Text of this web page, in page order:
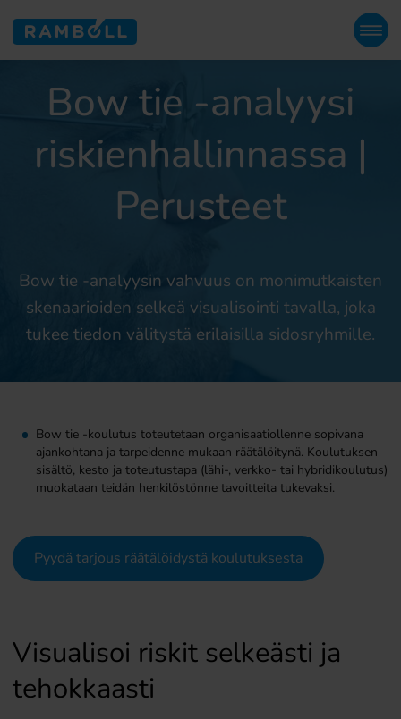
Bow tie -analyysi
riskienhallinnassa |
Perusteet
Bow tie -analyysin vahvuus on monimutkaisten
skenaarioiden selkeä visualisointi tavalla, joka
tukee tiedon välitystä erilaisilla sidosryhmille.
Bow tie -koulutus toteutetaan organisaatiollenne sopivana
ajankohtana ja tarpeidenne mukaan räätälöitynä. Koulutuksen
sisältö, kesto ja toteutustapa (lähi-, verkko- tai hybridikoulutus)
muokataan teidän henkilöstönne tavoitteita tukevaksi.
Pyydä tarjous räätälöidystä koulutuksesta
Visualisoi riskit selkeästi ja
tehokkaasti